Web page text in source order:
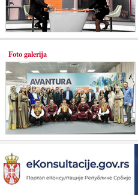
Foto galerija